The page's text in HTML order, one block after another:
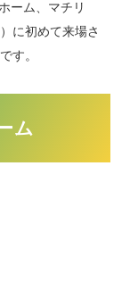
ーム、マチリ
に初めて来場さ
す。
ム